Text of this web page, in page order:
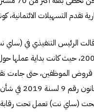
تقدم التسهيلات الائتمانية،
الرئيس التنفيذي في
من خلال
(ساي نت) تعمل تحت رقابة